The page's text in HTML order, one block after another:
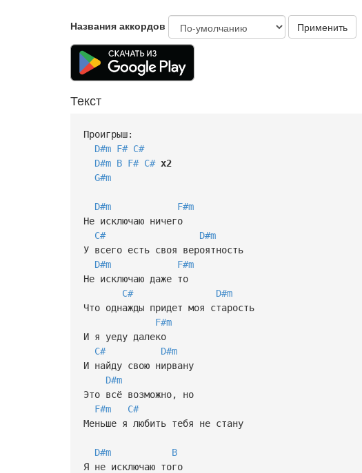
Названия аккордов Применить
Текст
Проигрыш:
D#m F# C#
D#m B F# C# x2
G#m
D#m
F#m
Не исключаю ничего
C#
D#m
У всего есть своя вероятность
D#m
F#m
Не исключаю даже то
C#
D#m
Что однажды придет моя старость
F#m
И я уеду далеко
C#
D#m
И найду свою нирвану
D#m
Это всё возможно, но
F#m
C#
Меньше я любить тебя не стану
D#m
B
Я не исключаю того